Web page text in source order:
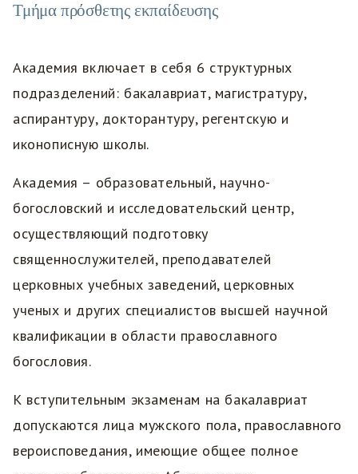
Τμήμα πρόσθετης εκπαίδευσης
Академия включает в себя 6 структурных
подразделений: бакалавриат, магистратуру,
аспирантуру, докторантуру, регентскую и
иконописную школы.
Академия – образовательный, научно-
богословский и исследовательский центр,
осуществляющий подготовку
священнослужителей, преподавателей
церковных учебных заведений, церковных
ученых и других специалистов высшей научной
квалификации в области православного
богословия.
К вступительным экзаменам на бакалавриат
допускаются лица мужского пола, православного
вероисповедания, имеющие общее полное